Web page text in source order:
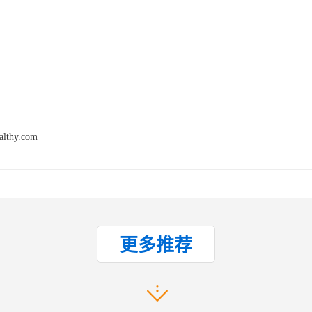
大站约800米，附近有多线路汇聚于此，交通四通八达，畅通无
产品推荐